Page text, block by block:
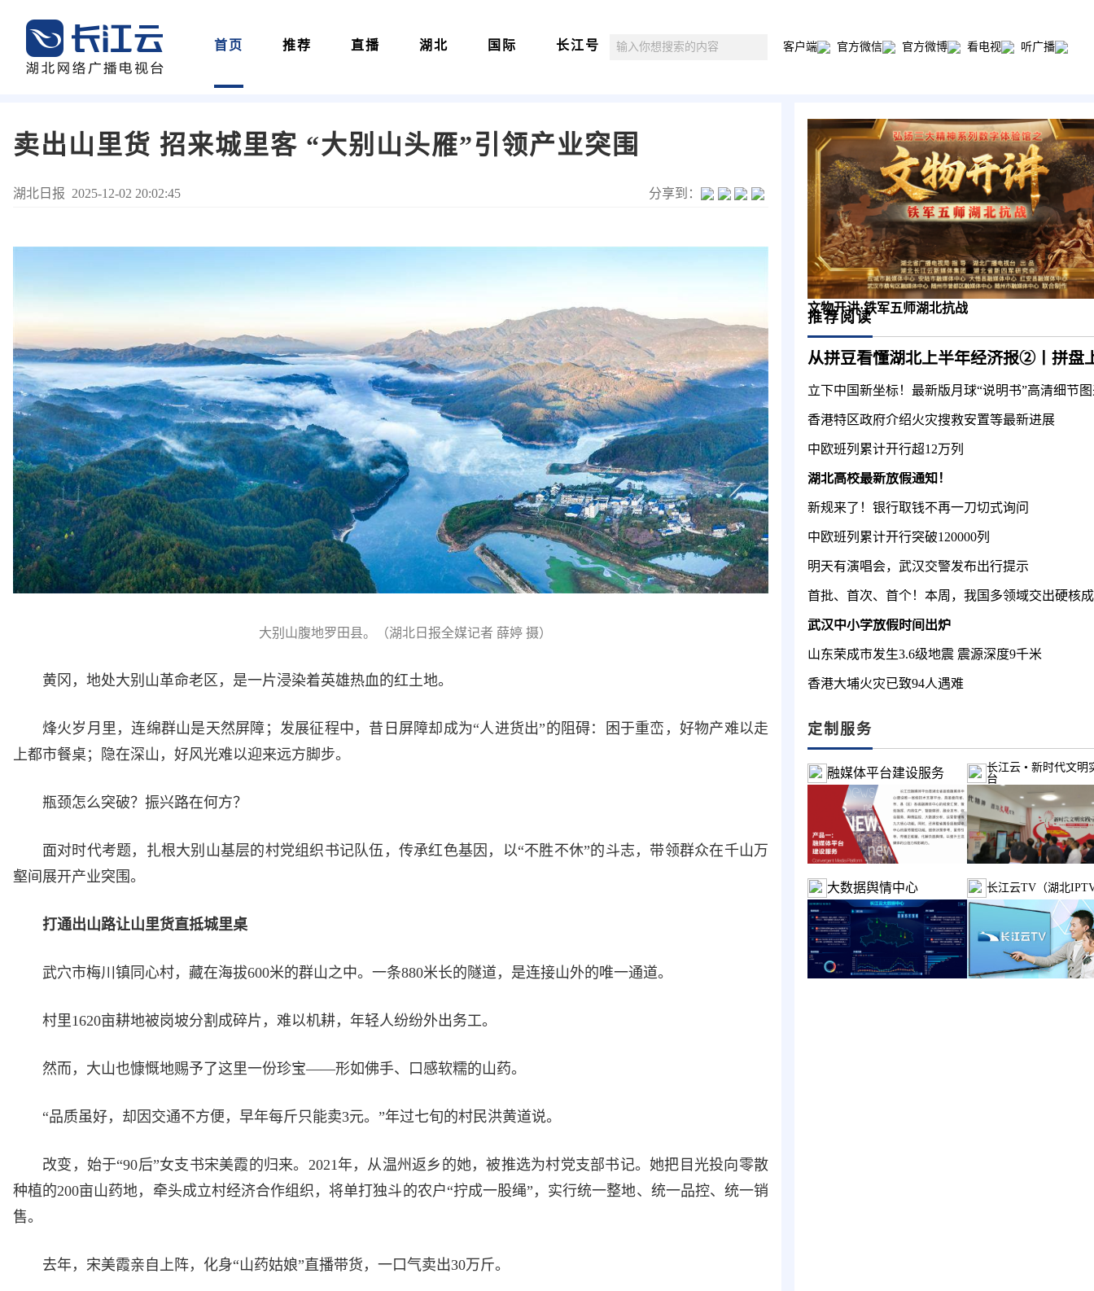
首页 推荐 直播 湖北 国际 长江号 客户端 官方微信 官方微博 看电视 听广播
卖出山里货 招来城里客 “大别山头雁”引领产业突围
湖北日报 2025-12-02 20:02:45 分享到：
大别山腹地罗田县。（湖北日报全媒记者 薛婷 摄）
黄冈，地处大别山革命老区，是一片浸染着英雄热血的红土地。
烽火岁月里，连绵群山是天然屏障；发展征程中，昔日屏障却成为“人进货出”的阻碍：困于重峦，好物产难以走
上都市餐桌；隐在深山，好风光难以迎来远方脚步。
瓶颈怎么突破？振兴路在何方？
面对时代考题，扎根大别山基层的村党组织书记队伍，传承红色基因，以“不胜不休”的斗志，带领群众在千山万
壑间展开产业突围。
打通出山路让山里货直抵城里桌
武穴市梅川镇同心村，藏在海拔600米的群山之中。一条880米长的隧道，是连接山外的唯一通道。
村里1620亩耕地被岗坡分割成碎片，难以机耕，年轻人纷纷外出务工。
然而，大山也慷慨地赐予了这里一份珍宝——形如佛手、口感软糯的山药。
“品质虽好，却因交通不方便，早年每斤只能卖3元。”年过七旬的村民洪黄道说。
改变，始于“90后”女支书宋美霞的归来。2021年，从温州返乡的她，被推选为村党支部书记。她把目光投向零散
种植的200亩山药地，牵头成立村经济合作组织，将单打独斗的农户“拧成一股绳”，实行统一整地、统一品控、统一销
售。
去年，宋美霞亲自上阵，化身“山药姑娘”直播带货，一口气卖出30万斤。
文物开讲·铁军五师湖北抗战
推荐阅读
立下中国新坐标！最新版月球“说明书”高清细节
香港特区政府介绍火灾搜救安置等最新进展
中欧班列累计开行超12万列
湖北高校最新放假通知！
新规来了！银行取钱不再一刀切式询问
中欧班列累计开行突破120000列
明天有演唱会，武汉交警发布出行提示
首批、首次、首个！本周，我国多领域交出硬核
武汉中小学放假时间出炉
山东荣成市发生3.6级地震 震源深度9千米
香港大埔火灾已致94人遇难
定制服务
融媒体平台建设服务
长江云 • 新时代文明
台
大数据舆情中心 长江云TV（湖北